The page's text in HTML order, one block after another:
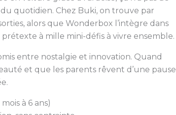
du quotidien. Chez Buki, on trouve par
alors que Wonderbox l’intègre dans
à mille mini-défis à vivre ensemble.
entre nostalgie et innovation. Quand
et que les parents rêvent d’une pause
à 6 ans)